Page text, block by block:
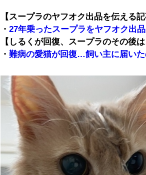
【スープラのヤフオク出品を伝える記
・ 27年乗ったスープラをヤフオク出
【しるくが回復、スープラのその後
・ 難病の愛猫が回復…飼い主に届い